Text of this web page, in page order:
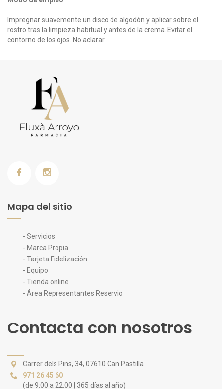
Impregnar suavemente un disco de algodón y aplicar sobre el
rostro tras la limpieza habitual y antes de la crema. Evitar el
contorno de los ojos. No aclarar.
Mapa del sitio
- Servicios
- Marca Propia
- Tarjeta Fidelización
- Equipo
- Tienda online
- Área Representantes Reservio
Contacta con nosotros
Carrer dels Pins, 34, 07610 Can Pastilla
971 26 45 60
(de 9:00 a 22:00 | 365 días al año)